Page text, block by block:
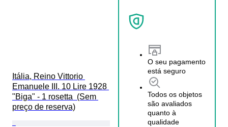
O seu pagamento
está seguro
Todos os objetos
são avaliados
quanto à
qualidade
Itália, Reino Vittorio
Emanuele III. 10 Lire 1928
"Biga" - 1 rosetta  (Sem
preço de reserva)